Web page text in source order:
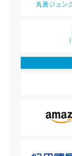
丸善ジュン